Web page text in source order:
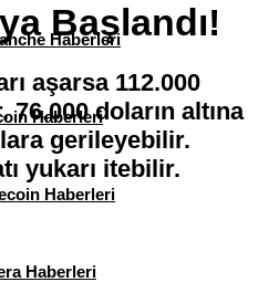
Haberleri
Haberleri
Haberleri
Haberleri
Başlandı!
aşarsa 112.000
doların altına
gerileyebilir.
yukarı itebilir.